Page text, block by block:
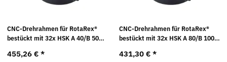
CNC-Drehrahmen für RotaRex®
bestückt mit 32x HSK A 40/B 50
(BxTxH): 99 x 103 x 17
455,26 € *
CNC-Drehrahmen für RotaRex®
bestückt mit 32x HSK A 80/B 100
(BxTxH): 99 x 103 x 17
431,30 € *